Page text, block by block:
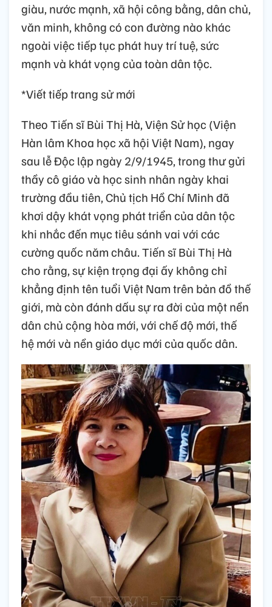
giàu, nước mạnh, xã hội công bằng, dân chủ,
văn minh, không có con đường nào khác
ngoài việc tiếp tục phát huy trí tuệ, sức
mạnh và khát vọng của toàn dân tộc.
*Viết tiếp trang sử mới
Theo Tiến sĩ Bùi Thị Hà, Viện Sử học (Viện
Hàn lâm Khoa học xã hội Việt Nam), ngay
sau lễ Độc lập ngày 2/9/1945, trong thư gửi
thầy cô giáo và học sinh nhân ngày khai
trường đầu tiên, Chủ tịch Hồ Chí Minh đã
khơi dậy khát vọng phát triển của dân tộc
khi nhắc đến mục tiêu sánh vai với các
cường quốc năm châu. Tiến sĩ Bùi Thị Hà
cho rằng, sự kiện trọng đại ấy không chỉ
khẳng định tên tuổi Việt Nam trên bản đồ thế
giới, mà còn đánh dấu sự ra đời của một nền
dân chủ cộng hòa mới, với chế độ mới, thế
hệ mới và nền giáo dục mới của quốc dân.